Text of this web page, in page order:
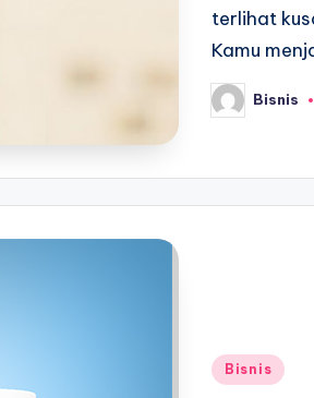
terlihat
Kamu
Posted
by
Bisnis
Posted
Bisnis